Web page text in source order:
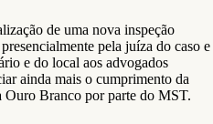
de uma nova inspeção
pela juíza do caso e
e do local aos advogados
ainda mais o cumprimento da
Ouro Branco por parte do MST.